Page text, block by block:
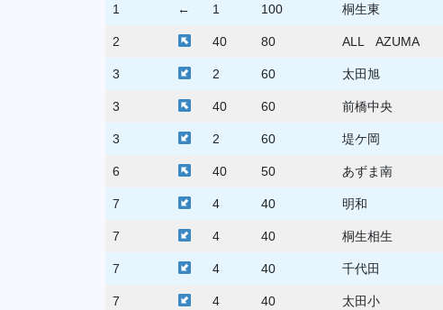
1 ← 1 100 桐生東
2 40 80 ALL AZUMA
3 2 60 太田旭
3 40 60 前橋中央
3 2 60 堤ケ岡
6 40 50 あずま南
7 4 40 明和
7 4 40 桐生相生
7 4 40 千代田
7 4 40 太田小